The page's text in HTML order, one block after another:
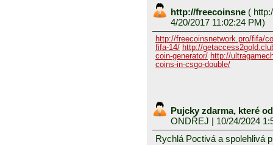
http://freecoinsne (
4/20/2017 11:02:24 PM)
http://freecoinsnetwork.pro/fifa/
fifa-14/ http://
coin-generator/ http://
coins-in-csgo-double/
Pujcky zdarma, které
ONDŘEJ | 10/24/2024
Rychlá Poctivá a spolehlivá